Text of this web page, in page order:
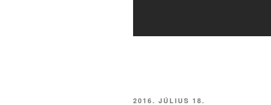
BEKÜLDVE:
2016. JÚLIUS 18.